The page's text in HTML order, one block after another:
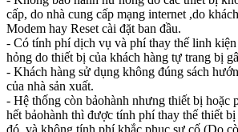
cấp, do nhà cung cấp mạng internet ,do
Modem hay Reset cài đặt ban đầu.
- Có tính phí dịch vụ và phí thay thế linh kiện
hỏng do thiết bị của khách hàng tự trang bị
- Khách hàng sử dụng không đúng sách
của nhà sản xuất.
- Hệ thống còn bảohành nhưng thiết bị hoặc
hết bảohành thì được tính phí thay thế thiết